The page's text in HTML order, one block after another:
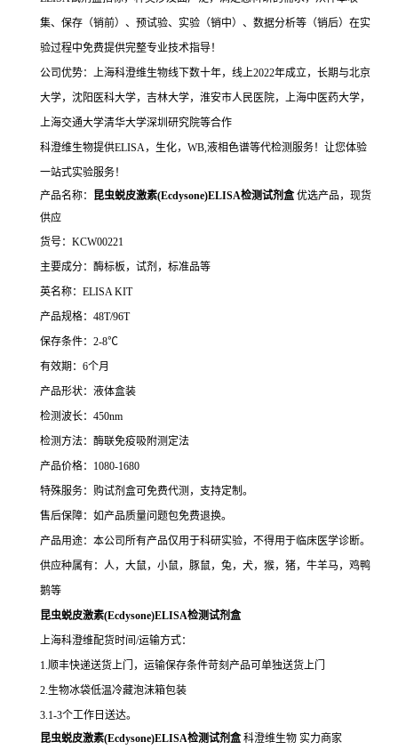
集、保存（销前）、预试验、实验（销中）、数据分析等（销后）在实
验过程中免费提供完整专业技术指导！
公司优势：上海科澄维生物线下数十年，线上2022年成立，长期与北京
大学，沈阳医科大学，吉林大学，淮安市人民医院，上海中医药大学，
上海交通大学清华大学深圳研究院等合作
科澄维生物提供ELISA，生化，WB,液相色谱等代检测服务！让您体验
一站式实验服务！
产品名称： 昆虫蜕皮激素(Ecdysone)ELISA检测试剂盒优选产品，现货
供应
货号：KCW00221
主要成分：酶标板，试剂，标准品等
英名称：ELISA KIT
产品规格：48T/96T
保存条件：2-8℃
有效期：6个月
产品形状：液体盒装
检测波长：450nm
检测方法：酶联免疫吸附测定法
产品价格：1080-1680
特殊服务：购试剂盒可免费代测，支持定制。
售后保障：如产品质量问题包免费退换。
产品用途：本公司所有产品仅用于科研实验，不得用于临床医学诊断。
供应种属有：人，大鼠，小鼠，豚鼠，兔，犬，猴，猪，牛羊马，鸡鸭
鹅等
昆虫蜕皮激素(Ecdysone)ELISA检测试剂盒
上海科澄维配货时间/运输方式：
1.顺丰快递送货上门，运输保存条件苛刻产品可单独送货上门
2.生物冰袋低温冷藏泡沫箱包装
3.1-3个工作日送达。
昆虫蜕皮激素(Ecdysone)ELISA检测试剂盒科澄维生物 实力商家